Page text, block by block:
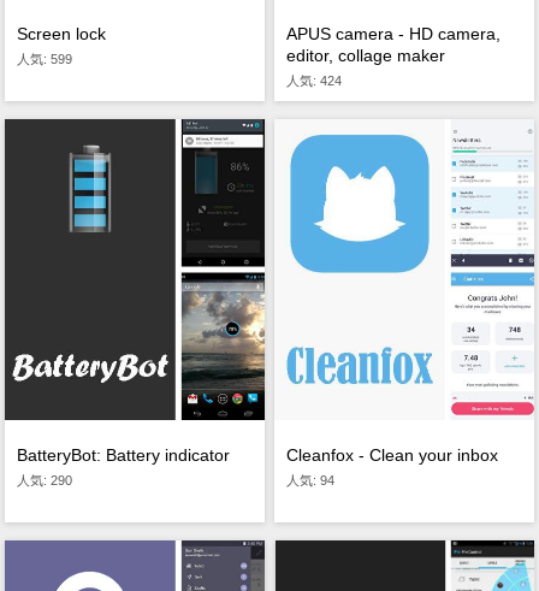
Screen lock
人気: 599
APUS camera - HD camera,
editor, collage maker
人気: 424
BatteryBot: Battery indicator
人気: 290
Cleanfox - Clean your inbox
人気: 94